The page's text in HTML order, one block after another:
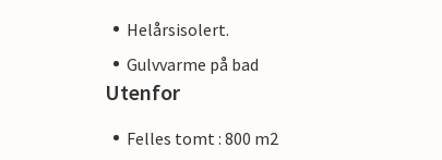
Helårsisolert.
Gulvvarme på bad
Utenfor
Felles tomt : 800 m2